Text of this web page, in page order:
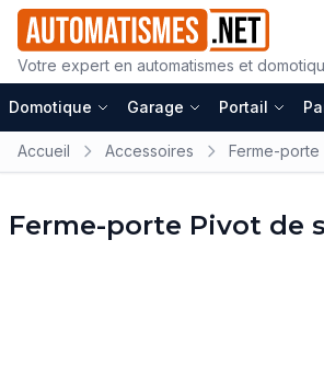
Votre expert en automatismes et
Domotique Garage Portail
Accueil Accessoires Ferme-porte
Ferme-porte Pivot de